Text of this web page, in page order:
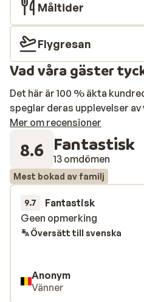
Måltider
Flygresan
Vad våra gäster
Det här är 100 % äkta
speglar deras upplevelser
Mer om recensioner
8.6 Fantastisk
13 omdömen
Mest bokad av familj
9.7 Fantastisk
Geen opmerking
Geen opmerking
Översätt till svenska
Anonym
Vänner